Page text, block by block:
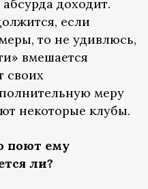
доходит.
если
то не удивлюсь,
вмешается
своих
меру
некоторые клубы.
поют ему
ли?